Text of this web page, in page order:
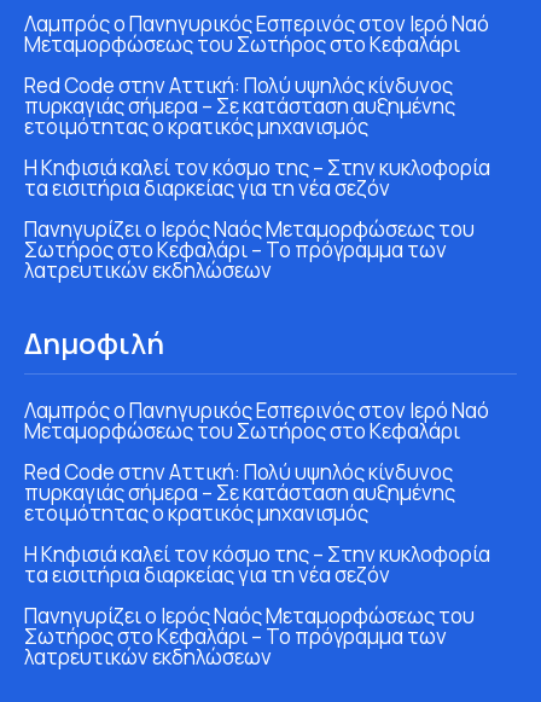
Λαμπρός ο Πανηγυρικός Εσπερινός στον Ιερό Ναό
Μεταμορφώσεως του Σωτήρος στο Κεφαλάρι
Red Code στην Αττική: Πολύ υψηλός κίνδυνος
πυρκαγιάς σήμερα – Σε κατάσταση αυξημένης
ετοιμότητας ο κρατικός μηχανισμός
Η Κηφισιά καλεί τον κόσμο της – Στην κυκλοφορία
τα εισιτήρια διαρκείας για τη νέα σεζόν
Πανηγυρίζει ο Ιερός Ναός Μεταμορφώσεως του
Σωτήρος στο Κεφαλάρι – Το πρόγραμμα των
λατρευτικών εκδηλώσεων
Δημοφιλή
Λαμπρός ο Πανηγυρικός Εσπερινός στον Ιερό Ναό
Μεταμορφώσεως του Σωτήρος στο Κεφαλάρι
Red Code στην Αττική: Πολύ υψηλός κίνδυνος
πυρκαγιάς σήμερα – Σε κατάσταση αυξημένης
ετοιμότητας ο κρατικός μηχανισμός
Η Κηφισιά καλεί τον κόσμο της – Στην κυκλοφορία
τα εισιτήρια διαρκείας για τη νέα σεζόν
Πανηγυρίζει ο Ιερός Ναός Μεταμορφώσεως του
Σωτήρος στο Κεφαλάρι – Το πρόγραμμα των
λατρευτικών εκδηλώσεων